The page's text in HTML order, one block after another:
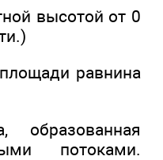
высотой от 0
равнина
потоками.